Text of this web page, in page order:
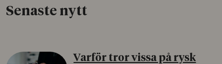
Senaste nytt
Varför tror vissa på rysk